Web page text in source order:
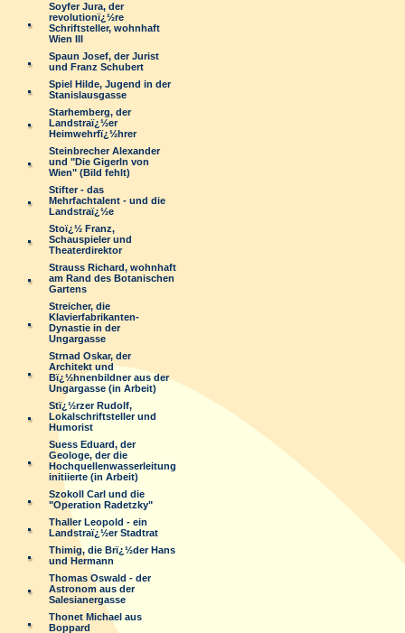
Soyfer Jura, der
revolutionï¿½re
Schriftsteller, wohnhaft
Wien III
Spaun Josef, der Jurist
und Franz Schubert
Spiel Hilde, Jugend in der
Stanislausgasse
Starhemberg, der
Landstraï¿½er
Heimwehrfï¿½hrer
Steinbrecher Alexander
und "Die Gigerln von
Wien" (Bild fehlt)
Stifter - das
Mehrfachtalent - und die
Landstraï¿½e
Stoï¿½ Franz,
Schauspieler und
Theaterdirektor
Strauss Richard, wohnhaft
am Rand des Botanischen
Gartens
Streicher, die
Klavierfabrikanten-
Dynastie in der
Ungargasse
Strnad Oskar, der
Architekt und
Bï¿½hnenbildner aus der
Ungargasse (in Arbeit)
Stï¿½rzer Rudolf,
Lokalschriftsteller und
Humorist
Suess Eduard, der
Geologe, der die
Hochquellenwasserleitung
initiierte (in Arbeit)
Szokoll Carl und die
"Operation Radetzky"
Thaller Leopold - ein
Landstraï¿½er Stadtrat
Thimig, die Brï¿½der Hans
und Hermann
Thomas Oswald - der
Astronom aus der
Salesianergasse
Thonet Michael aus
Boppard